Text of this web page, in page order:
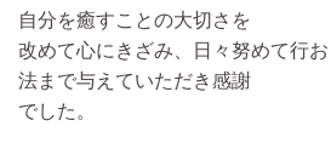
自分を癒すことの大切さを
改めて心にきざみ、日々努めて行
法まで与えていただき感謝
でした。